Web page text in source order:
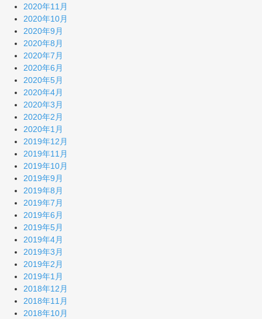
2020年11月
2020年10月
2020年9月
2020年8月
2020年7月
2020年6月
2020年5月
2020年4月
2020年3月
2020年2月
2020年1月
2019年12月
2019年11月
2019年10月
2019年9月
2019年8月
2019年7月
2019年6月
2019年5月
2019年4月
2019年3月
2019年2月
2019年1月
2018年12月
2018年11月
2018年10月